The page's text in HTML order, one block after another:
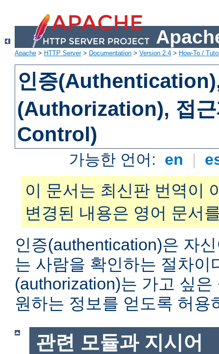
Apache > HTTP Server> Documentation > Version 2.4 > How-To /
인증
(Authorization), 접
Control)
가능한 언어: en |
이 문서는 최신판 번역이
변경된 내용은 영어 문서
인증(authentication)은 자
는 사람을 확인하는 절차이
(authorization)는 가고 싶
원하는 정보를 얻도록 허용
관련 모듈과 지시어